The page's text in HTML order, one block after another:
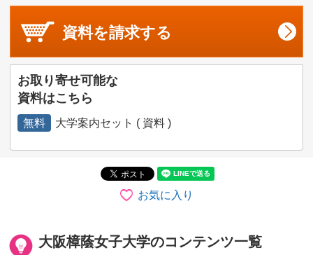
資料を請求する
お取り寄せ可能な
資料はこちら
無料 大学案内セット ( 資料 )
お気に入り
大阪樟蔭女子大学のコンテンツ一覧